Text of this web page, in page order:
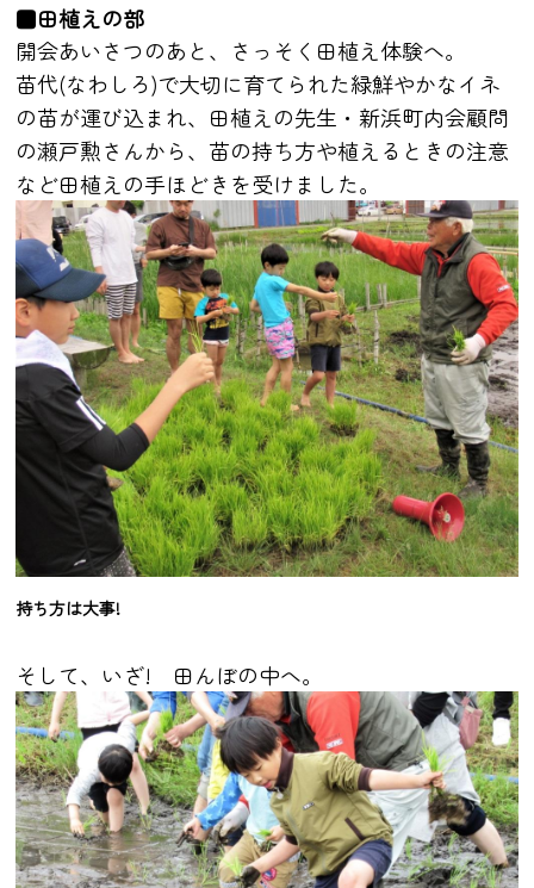
■田植えの部
開会あいさつのあと、さっそく田植え体験へ。
苗代(なわしろ)で大切に育てられた緑鮮やかなイネ
の苗が運び込まれ、田植えの先生・新浜町内会顧問
の瀬戸勲さんから、苗の持ち方や植えるときの注意
など田植えの手ほどきを受けました。
持ち方は大事!
そして、いざ! 田んぼの中へ。